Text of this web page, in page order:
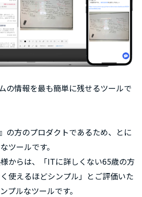
の情報を最も簡単に残せるツールで
の方のプロダクトであるため、とに
ツールです。
からは、「ITに詳しくない65歳の方
使えるほどシンプル」とご評価いた
プルなツールです。